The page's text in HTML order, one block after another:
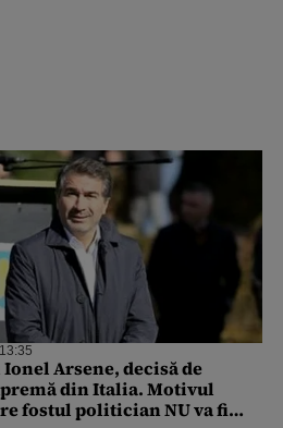
Arsene, decisă de
din Italia. Motivul
fostul politician NU va fi